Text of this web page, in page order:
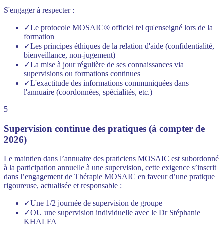
S'engager à respecter :
✓Le protocole MOSAIC® officiel tel qu'enseigné lors de la
formation
✓Les principes éthiques de la relation d'aide (confidentialité,
bienveillance, non-jugement)
✓La mise à jour régulière de ses connaissances via
supervisions ou formations continues
✓L'exactitude des informations communiquées dans
l'annuaire (coordonnées, spécialités, etc.)
5
Supervision continue des pratiques (à compter de
2026)
Le maintien dans l’annuaire des praticiens MOSAIC est subordonné
à la participation annuelle à une supervision, cette exigence s’inscrit
dans l’engagement de Thérapie MOSAIC en faveur d’une pratique
rigoureuse, actualisée et responsable :
✓Une 1/2 journée de supervision de groupe
✓OU une supervision individuelle avec le Dr Stéphanie
KHALFA